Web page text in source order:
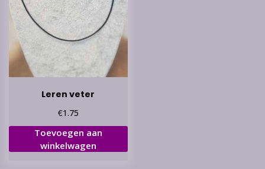
Leren veter
€1.75
Toevoegen aan
winkelwagen